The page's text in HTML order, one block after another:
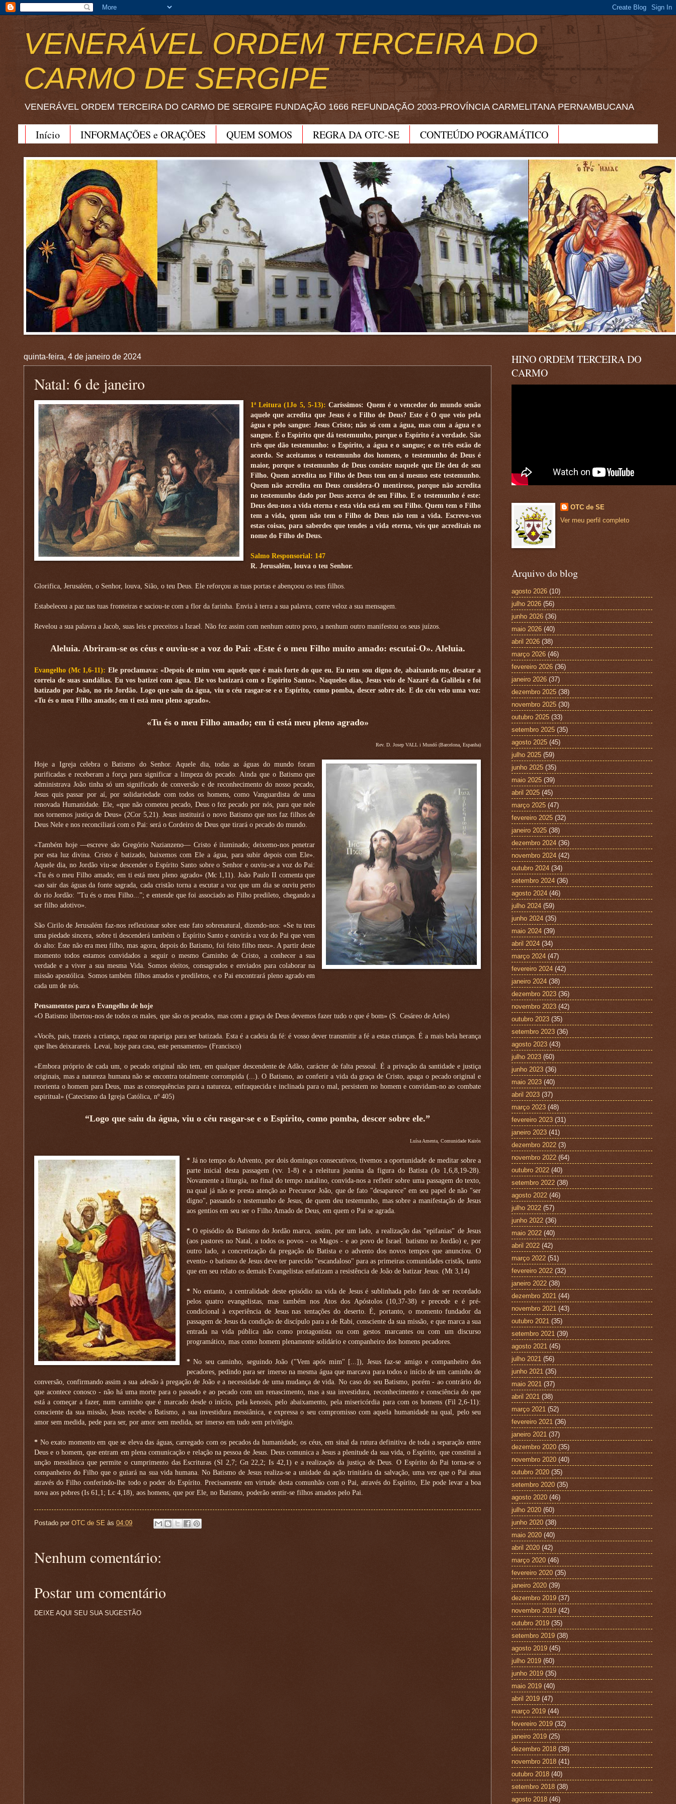
VENERÁVEL ORDEM TERCEIRA DO
CARMO DE SERGIPE
VENERÁVEL ORDEM TERCEIRA DO CARMO DE SERGIPE FUNDAÇÃO 1666 REFUNDAÇÃO 2003-PROVÍNCIA CARMELITANA PERNAMBUCANA
Início INFORMAÇÕES e ORAÇÕES QUEM SOMOS REGRA DA OTC-SE
CONTEÚDO POGRAMÁTICO
quinta-feira, 4 de janeiro de 2024
Natal: 6 de janeiro
1ª Leitura (1Jo 5, 5-13):Caríssimos: Quem é o vencedor do mundo senão
aquele que acredita que Jesus é o Filho de Deus? Este é O que veio pela
água e pelo sangue: Jesus Cristo; não só com a água, mas com a água e o
sangue. É o Espírito que dá testemunho, porque o Espírito é a verdade. São
três que dão testemunho: o Espírito, a água e o sangue; e os três estão de
acordo. Se aceitamos o testemunho dos homens, o testemunho de Deus é
maior, porque o testemunho de Deus consiste naquele que Ele deu de seu
Filho. Quem acredita no Filho de Deus tem em si mesmo este testemunho.
Quem não acredita em Deus considera-O mentiroso, porque não acredita
no testemunho dado por Deus acerca de seu Filho. E o testemunho é este:
Deus deu-nos a vida eterna e esta vida está em seu Filho. Quem tem o Filho
tem a vida, quem não tem o Filho de Deus não tem a vida. Escrevo-vos
estas coisas, para saberdes que tendes a vida eterna, vós que acreditais no
nome do Filho de Deus.
Salmo Responsorial: 147
R. Jerusalém, louva o teu Senhor.
Glorifica, Jerusalém, o Senhor, louva, Sião, o teu Deus. Ele reforçou as tuas portas e abençoou os teus filhos.
Estabeleceu a paz nas tuas fronteiras e saciou-te com a flor da farinha. Envia à terra a sua palavra, corre veloz a sua mensagem.
Revelou a sua palavra a Jacob, suas leis e preceitos a Israel. Não fez assim com nenhum outro povo, a nenhum outro manifestou os seus juízos.
Aleluia. Abriram-se os céus e ouviu-se a voz do Pai: «Este é o meu Filho muito amado: escutai-O». Aleluia.
Evangelho (Mc 1,6-11): Ele proclamava: «Depois de mim vem aquele que é mais forte do que eu. Eu nem sou digno de, abaixando-me, desatar a
correia de suas sandálias. Eu vos batizei com água. Ele vos batizará com o Espírito Santo». Naqueles dias, Jesus veio de Nazaré da Galileia e foi
batizado por João, no rio Jordão. Logo que saiu da água, viu o céu rasgar-se e o Espírito, como pomba, descer sobre ele. E do céu veio uma voz:
«Tu és o meu Filho amado; em ti está meu pleno agrado».
«Tu és o meu Filho amado; em ti está meu pleno agrado»
Rev. D. Josep VALL i Mundó (Barcelona, Espanha)
Hoje a Igreja celebra o Batismo do Senhor. Aquele dia, todas as águas do mundo foram
purificadas e receberam a força para significar a limpeza do pecado. Ainda que o Batismo que
administrava João tinha só um significado de conversão e de reconhecimento do nosso pecado,
Jesus quis passar por aí, por solidariedade com todos os homens, como Vanguardista de uma
renovada Humanidade. Ele, «que não cometeu pecado, Deus o fez pecado por nós, para que nele
nos tornemos justiça de Deus» (2Cor 5,21). Jesus instituirá o novo Batismo que nos faz filhos de
Deus Nele e nos reconciliará com o Pai: será o Cordeiro de Deus que tirará o pecado do mundo.
«Também hoje —escreve são Gregório Nazianzeno— Cristo é iluminado; deixemo-nos penetrar
por esta luz divina. Cristo é batizado, baixemos com Ele a água, para subir depois com Ele».
Aquele dia, no Jordão viu-se descender o Espírito Santo sobre o Senhor e ouviu-se a voz do Pai:
«Tu és o meu Filho amado; em ti está meu pleno agrado» (Mc 1,11). João Paulo II comenta que
«ao sair das águas da fonte sagrada, cada cristão torna a escutar a voz que um dia se ouviu perto
do rio Jordão: ”Tu és o meu Filho...”; e entende que foi associado ao Filho predileto, chegando a
ser filho adotivo».
São Cirilo de Jerusalém faz-nos reflexionar sobre este fato sobrenatural, dizendo-nos: «Se tu tens
uma piedade sincera, sobre ti descenderá também o Espírito Santo e ouvirás a voz do Pai que vem
do alto: Este não era meu filho, mas agora, depois do Batismo, foi feito filho meu». A partir deste
momento todos estamos convidados a seguir o mesmo Caminho de Cristo, a conhecer a sua
verdade e a viver a sua mesma Vida. Somos eleitos, consagrados e enviados para colaborar na
missão apostólica. Somos também filhos amados e prediletos, e o Pai encontrará pleno agrado em
cada um de nós.
Pensamentos para o Evangelho de hoje
«O Batismo libertou-nos de todos os males, que são os pecados, mas com a graça de Deus devemos fazer tudo o que é bom» (S. Cesáreo de Arles)
«Vocês, pais, trazeis a criança, rapaz ou rapariga para ser batizada. Esta é a cadeia da fé: é vosso dever transmitir a fé a estas crianças. É a mais bela herança
que lhes deixarareis. Levai, hoje para casa, este pensamento» (Francisco)
«Embora próprio de cada um, o pecado original não tem, em qualquer descendente de Adão, carácter de falta pessoal. É a privação da santidade e justiça
originais, mas a natureza humana não se encontra totalmente corrompida (...). O Batismo, ao conferir a vida da graça de Cristo, apaga o pecado original e
reorienta o homem para Deus, mas as consequências para a natureza, enfraquecida e inclinada para o mal, persistem no homem e convidam-no ao combate
espiritual» (Catecismo da Igreja Católica, nº 405)
“Logo que saiu da água, viu o céu rasgar-se e o Espírito, como pomba, descer sobre ele.”
Luísa Amenta, Comunidade Kairòs
*Já no tempo do Advento, por dois domingos consecutivos, tivemos a oportunidade de meditar sobre a
parte inicial desta passagem (vv. 1-8) e a releitura joanina da figura do Batista (Jo 1,6,8,19-28).
Novamente a liturgia, no final do tempo natalino, convida-nos a refletir sobre uma passagem do texto,
na qual já não se presta atenção ao Precursor João, que de fato "desaparece" em seu papel de não "ser
digno", passando o testemunho de Jesus, de quem deu testemunho, mas sobre a manifestação de Jesus
aos gentios em seu ser o Filho Amado de Deus, em quem o Pai se agrada.
*O episódio do Batismo do Jordão marca, assim, por um lado, a realização das "epifanias" de Jesus
(aos pastores no Natal, a todos os povos - os Magos - e ao povo de Israel. batismo no Jordão) e, por
outro lado, a concretização da pregação do Batista e o advento dos novos tempos que anunciou. O
evento- o batismo de Jesus deve ter parecido "escandaloso" para as primeiras comunidades cristãs, tanto
que em seu relato os demais Evangelistas enfatizam a resistência de João de batizar Jesus. (Mt 3,14)
*No entanto, a centralidade deste episódio na vida de Jesus é sublinhada pelo fato de ser recordado
pelos quatro evangelistas, mas também nos Atos dos Apóstolos (10,37-38) e precede e é pré-
condicional à experiência de Jesus nas tentações do deserto. É, portanto, o momento fundador da
passagem de Jesus da condição de discípulo para a de Rabi, consciente da sua missão, e que marca a sua
entrada na vida pública não como protagonista ou com gestos marcantes ou com um discurso
programático, mas como homem plenamente solidário e companheiro dos homens pecadores.
*No seu caminho, seguindo João ("Vem após mim" [...]), Jesus faz-se amigo e companheiro dos
pecadores, pedindo para ser imerso na mesma água que marcava para todos o início de um caminho de
conversão, confirmando assim a sua adesão à pregação de João e a necessidade de uma mudança de vida. No caso do seu Batismo, porém - ao contrário do
que acontece conosco - não há uma morte para o passado e ao pecado com um renascimento, mas a sua investidura, reconhecimento e consciência do que
está a começar a fazer, num caminho que é marcado desde o início, pela kenosis, pelo abaixamento, pela misericórdia para com os homens (Fil 2,6-11):
consciente da sua missão, Jesus recebe o Batismo, a sua investidura messiânica, e expressa o seu compromisso com aquela humanidade na qual, pelo seu
amor sem medida, pede para ser, por amor sem medida, ser imerso em tudo sem privilégio.
* No exato momento em que se eleva das águas, carregado com os pecados da humanidade, os céus, em sinal da rutura definitiva de toda a separação entre
Deus e o homem, que entram em plena comunicação e relação na pessoa de Jesus. Deus comunica a Jesus a plenitude da sua vida, o Espírito, que constitui a
unção messiânica que permite o cumprimento das Escrituras (Sl 2,7; Gn 22,2; Is 42,1) e a realização da justiça de Deus. O Espírito do Pai torna-se o
companheiro do Filho que o guiará na sua vida humana. No Batismo de Jesus realiza-se a unidade da ação trinitária da salvação, uma vez que o Pai atua
através do Filho conferindo-lhe todo o poder do Espírito. Precisamente em virtude desta comunhão com o Pai, através do Espírito, Ele pode levar a boa
nova aos pobres (Is 61,1; Lc 4,18), aos homens, que por Ele, no Batismo, poderão sentir-se filhos amados pelo Pai.
Postado por OTC de SE às 04:09
Nenhum comentário:
Postar um comentário
DEIXE AQUI SEU SUA SUGESTÃO
HINO ORDEM TERCEIRA DO
CARMO
OTC de SE
Ver meu perfil completo
Arquivo do blog
agosto 2026 (10)
julho 2026 (56)
junho 2026 (36)
maio 2026 (40)
abril 2026 (38)
março 2026 (46)
fevereiro 2026 (36)
janeiro 2026 (37)
dezembro 2025 (38)
novembro 2025 (30)
outubro 2025 (33)
setembro 2025 (35)
agosto 2025 (45)
julho 2025 (59)
junho 2025 (35)
maio 2025 (39)
abril 2025 (45)
março 2025 (47)
fevereiro 2025 (32)
janeiro 2025 (38)
dezembro 2024 (36)
novembro 2024 (42)
outubro 2024 (34)
setembro 2024 (36)
agosto 2024 (46)
julho 2024 (59)
junho 2024 (35)
maio 2024 (39)
abril 2024 (34)
março 2024 (47)
fevereiro 2024 (42)
janeiro 2024 (38)
dezembro 2023 (36)
novembro 2023 (42)
outubro 2023 (35)
setembro 2023 (36)
agosto 2023 (43)
julho 2023 (60)
junho 2023 (36)
maio 2023 (40)
abril 2023 (37)
março 2023 (48)
fevereiro 2023 (31)
janeiro 2023 (41)
dezembro 2022 (3)
novembro 2022 (64)
outubro 2022 (40)
setembro 2022 (38)
agosto 2022 (46)
julho 2022 (57)
junho 2022 (36)
maio 2022 (40)
abril 2022 (42)
março 2022 (51)
fevereiro 2022 (32)
janeiro 2022 (38)
dezembro 2021 (44)
novembro 2021 (43)
outubro 2021 (35)
setembro 2021 (39)
agosto 2021 (45)
julho 2021 (56)
junho 2021 (35)
maio 2021 (37)
abril 2021 (38)
março 2021 (52)
fevereiro 2021 (36)
janeiro 2021 (37)
dezembro 2020 (35)
novembro 2020 (40)
outubro 2020 (35)
setembro 2020 (35)
agosto 2020 (46)
julho 2020 (60)
junho 2020 (38)
maio 2020 (40)
abril 2020 (42)
março 2020 (46)
fevereiro 2020 (35)
janeiro 2020 (39)
dezembro 2019 (37)
novembro 2019 (42)
outubro 2019 (35)
setembro 2019 (38)
agosto 2019 (45)
julho 2019 (60)
junho 2019 (35)
maio 2019 (40)
abril 2019 (47)
março 2019 (44)
fevereiro 2019 (32)
janeiro 2019 (25)
dezembro 2018 (38)
novembro 2018 (41)
outubro 2018 (40)
setembro 2018 (38)
agosto 2018 (46)